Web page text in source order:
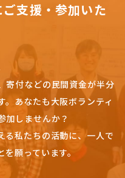
ご支援・参加いた
寄付などの民間資金が半分
あなたも大阪ボランティ
加しませんか？
る私たちの活動に、一人で
を願っています。